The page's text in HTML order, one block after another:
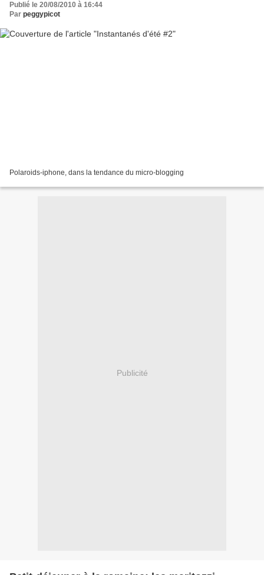
Publié le 20/08/2010 à 16:44
Par peggypicot
Polaroids-iphone, dans la tendance du micro-blogging
Publicité